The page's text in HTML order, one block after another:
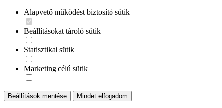
Alapvető működést biztosító sütik
Beállításokat tároló sütik
Statisztikai sütik
Marketing célú sütik
Beállítások mentése Mindet elfogadom